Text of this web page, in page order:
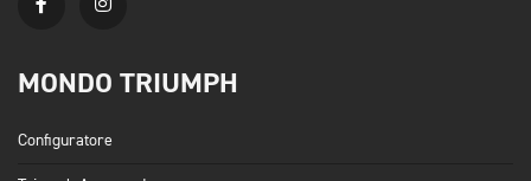
MONDO TRIUMPH
Configuratore